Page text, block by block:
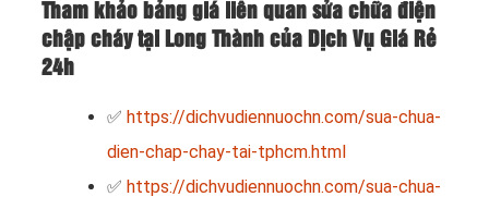
Tham khảo bảng giá liên quan sửa chữa điện
chập cháy tại Long Thành của Dịch Vụ Giá Rẻ
24h
✅ https://dichvudiennuochn.com/sua-chua-
dien-chap-chay-tai-tphcm.html
✅ https://dichvudiennuochn.com/sua-chua-